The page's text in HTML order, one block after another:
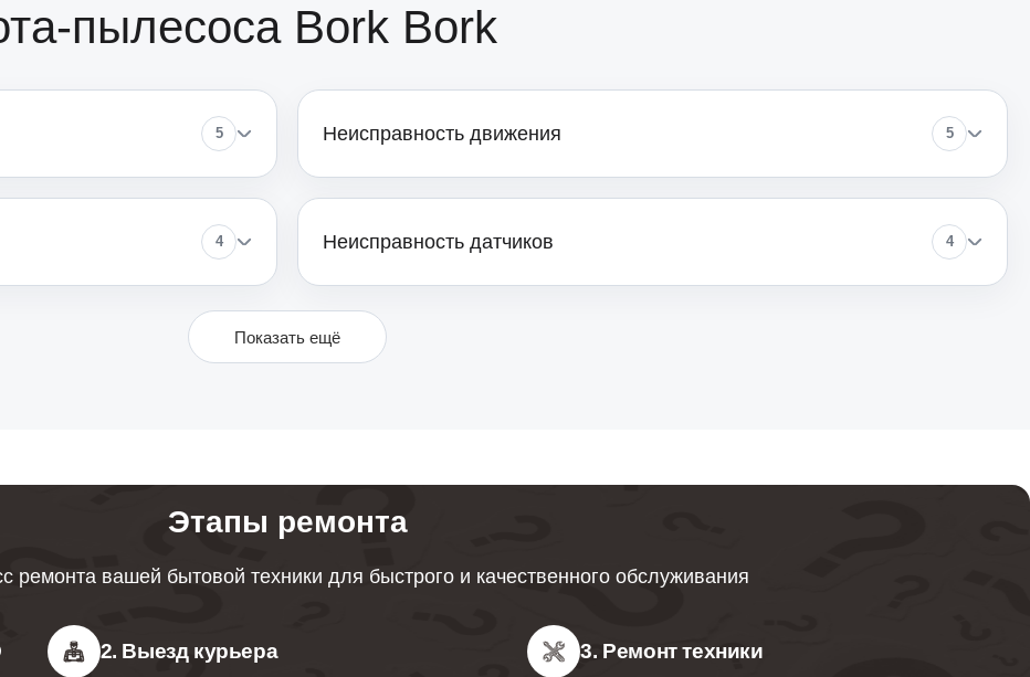
пылесоса Bork Bork
5 Неисправность движения 5
4 Неисправность датчиков 4
Показать ещё
Этапы ремонта
ремонта вашей бытовой техники для быстрого и качественного обслуживания
2. Выезд курьера 3. Ремонт техники